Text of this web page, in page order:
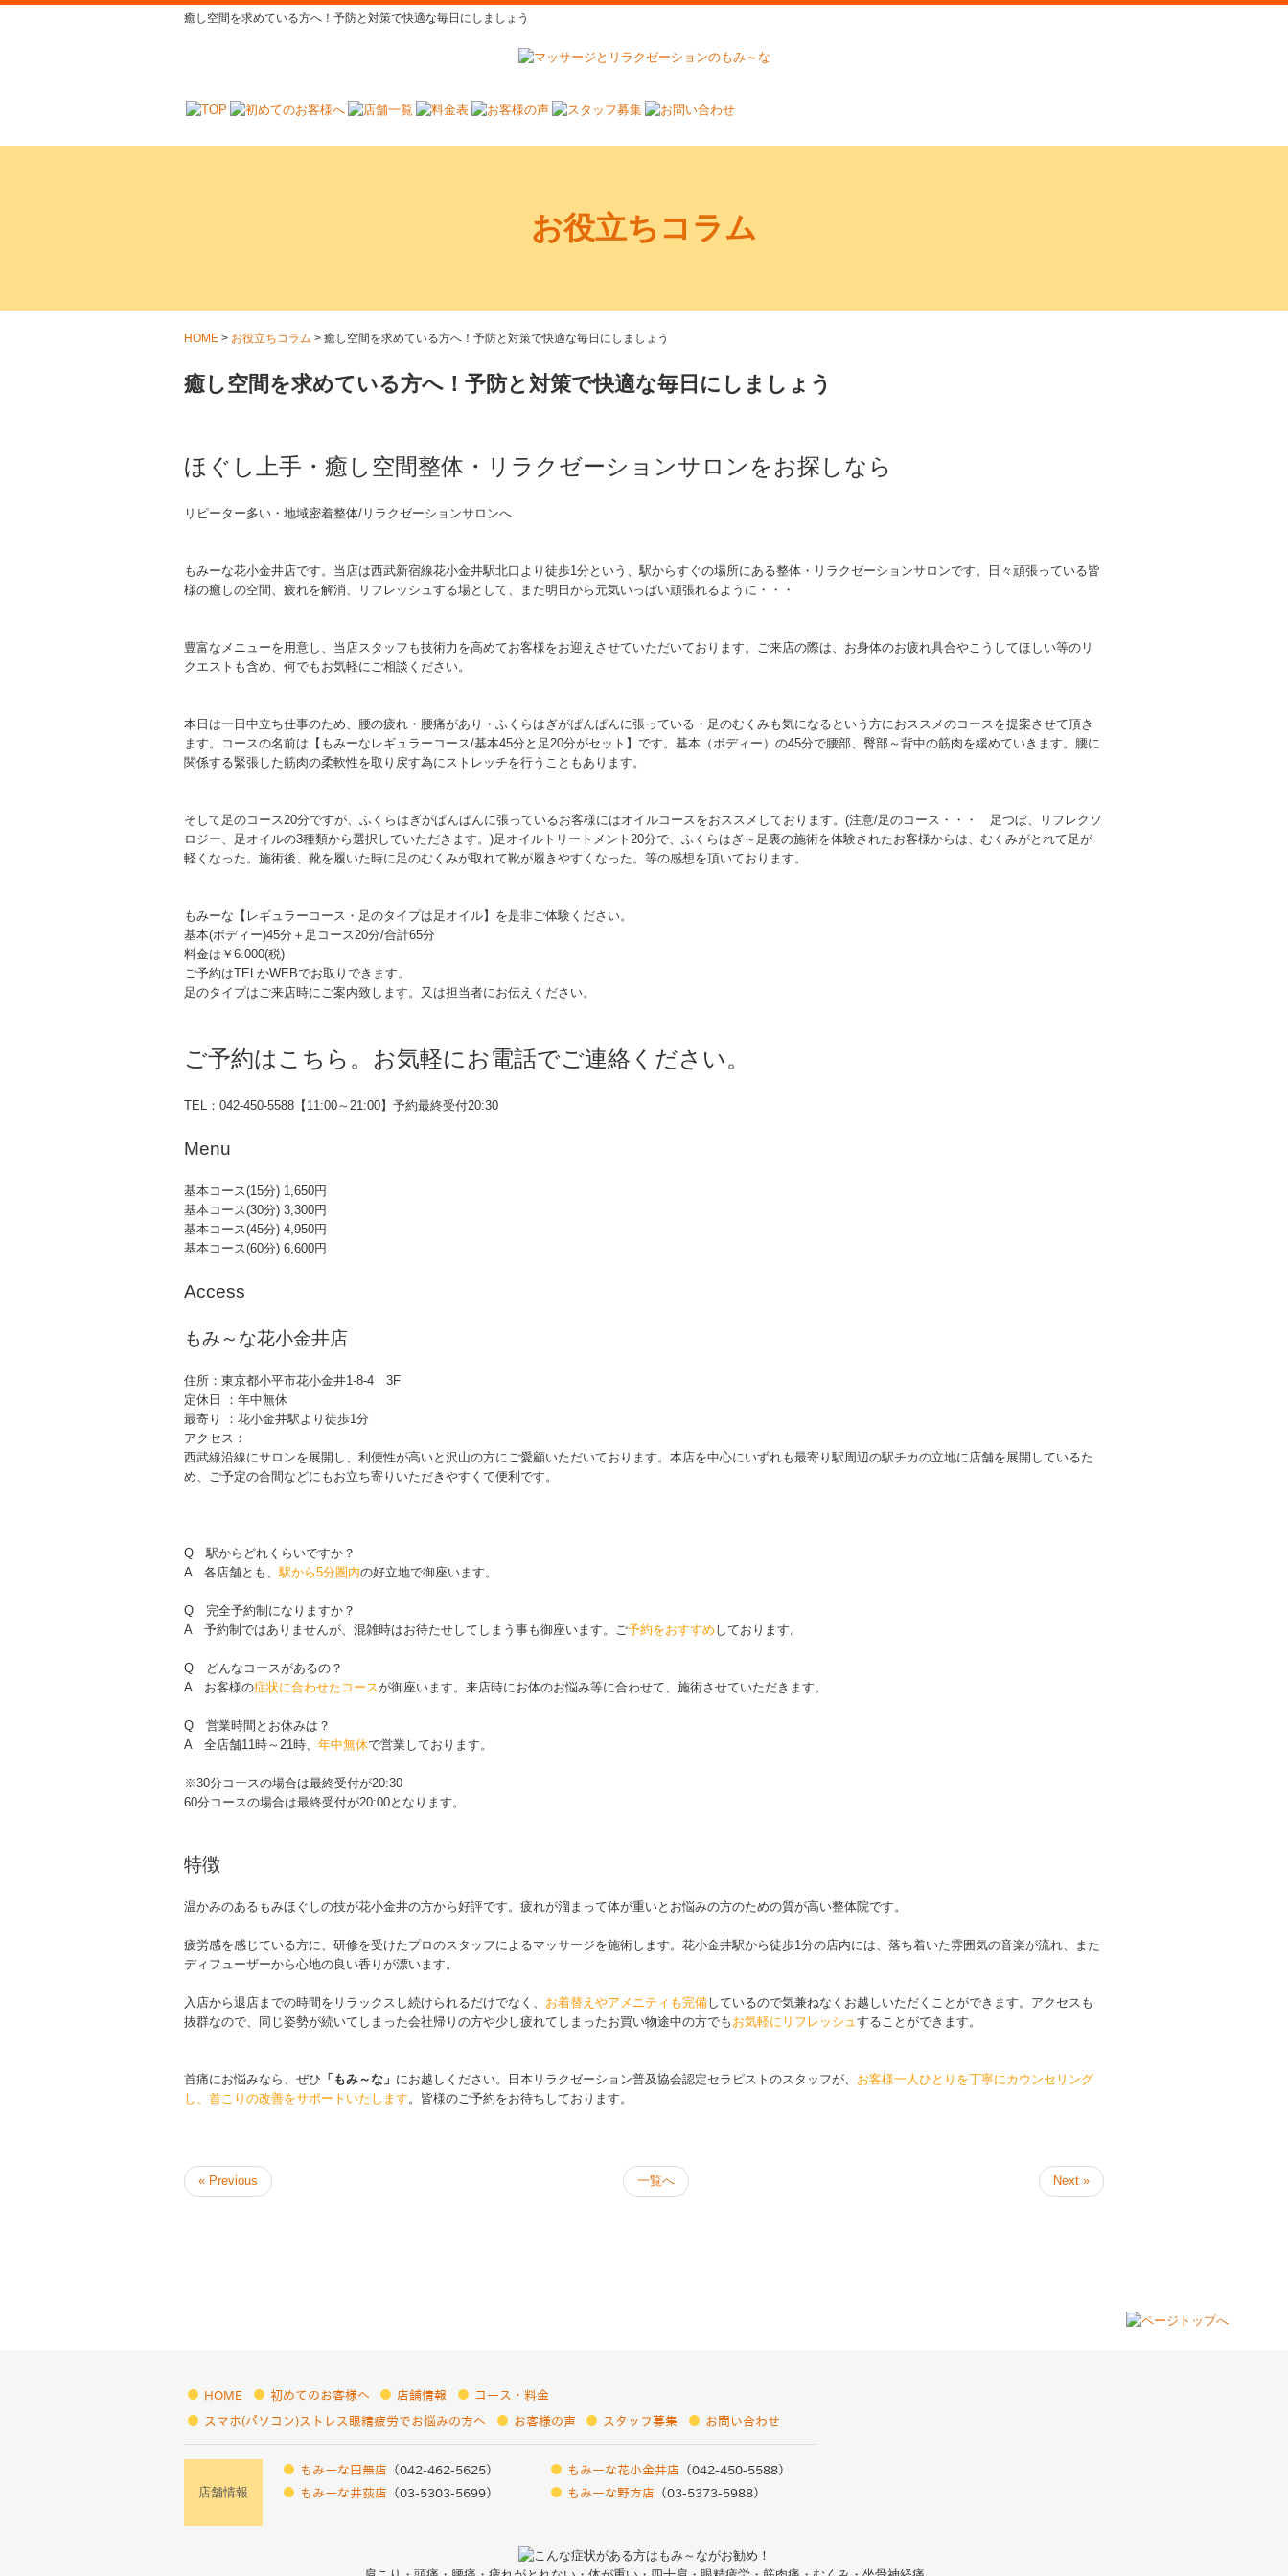
癒し空間を求めている方へ！予防と対策で快適な毎日にしましょう
お役立ちコラム
HOME > お役立ちコラム > 癒し空間を求めている方へ！予防と対策で快適な毎日にしましょう
癒し空間を求めている方へ！予防と対策で快適な毎日にしましょう
ほぐし上手・癒し空間整体・リラクゼーションサロンをお探しなら
リピーター多い・地域密着整体/リラクゼーションサロンへ
もみーな花小金井店です。当店は西武新宿線花小金井駅北口より徒歩1分という、駅からすぐの場所にある整体・リラクゼーションサロンです。日々頑張っている皆
様の癒しの空間、疲れを解消、リフレッシュする場として、また明日から元気いっぱい頑張れるように・・・
豊富なメニューを用意し、当店スタッフも技術力を高めてお客様をお迎えさせていただいております。ご来店の際は、お身体のお疲れ具合やこうしてほしい等のリ
クエストも含め、何でもお気軽にご相談ください。
本日は一日中立ち仕事のため、腰の疲れ・腰痛があり・ふくらはぎがぱんぱんに張っている・足のむくみも気になるという方におススメのコースを提案させて頂き
ます。コースの名前は【もみーなレギュラーコース/基本45分と足20分がセット】です。基本（ボディー）の45分で腰部、臀部～背中の筋肉を緩めていきます。腰に
関係する緊張した筋肉の柔軟性を取り戻す為にストレッチを行うこともあります。
そして足のコース20分ですが、ふくらはぎがぱんぱんに張っているお客様にはオイルコースをおススメしております。(注意/足のコース・・・ 足つぼ、リフレクソ
ロジー、足オイルの3種類から選択していただきます。)足オイルトリートメント20分で、ふくらはぎ～足裏の施術を体験されたお客様からは、むくみがとれて足が
軽くなった。施術後、靴を履いた時に足のむくみが取れて靴が履きやすくなった。等の感想を頂いております。
もみーな【レギュラーコース・足のタイプは足オイル】を是非ご体験ください。
基本(ボディー)45分＋足コース20分/合計65分
料金は￥6.000(税)
ご予約はTELかWEBでお取りできます。
足のタイプはご来店時にご案内致します。又は担当者にお伝えください。
ご予約はこちら。お気軽にお電話でご連絡ください。
TEL：042-450-5588【11:00～21:00】予約最終受付20:30
Menu
基本コース(15分) 1,650円
基本コース(30分) 3,300円
基本コース(45分) 4,950円
基本コース(60分) 6,600円
Access
もみ～な花小金井店
住所：東京都小平市花小金井1-8-4 3F
定休日 ：年中無休
最寄り ：花小金井駅より徒歩1分
アクセス：
西武線沿線にサロンを展開し、利便性が高いと沢山の方にご愛顧いただいております。本店を中心にいずれも最寄り駅周辺の駅チカの立地に店舗を展開しているた
め、ご予定の合間などにもお立ち寄りいただきやすくて便利です。
Q 駅からどれくらいですか？
A 各店舗とも、 駅から5分圏内の好立地で御座います。
Q 完全予約制になりますか？
A 予約制ではありませんが、混雑時はお待たせしてしまう事も御座います。ご予約をおすすめ しております。
Q どんなコースがあるの？
A お客様の症状に合わせたコースが御座います。来店時にお体のお悩み等に合わせて、施術させていただきます。
Q 営業時間とお休みは？
A 全店舗11時～21時、 年中無休で営業しております。
※30分コースの場合は最終受付が20:30
60分コースの場合は最終受付が20:00となります。
特徴
温かみのあるもみほぐしの技が花小金井の方から好評です。疲れが溜まって体が重いとお悩みの方のための質が高い整体院です。
疲労感を感じている方に、研修を受けたプロのスタッフによるマッサージを施術します。花小金井駅から徒歩1分の店内には、落ち着いた雰囲気の音楽が流れ、また
ディフューザーから心地の良い香りが漂います。
入店から退店までの時間をリラックスし続けられるだけでなく、 お着替えやアメニティも完備しているので気兼ねなくお越しいただくことができます。アクセスも
抜群なので、同じ姿勢が続いてしまった会社帰りの方や少し疲れてしまったお買い物途中の方でも お気軽にリフレッシュ することができます。
首痛にお悩みなら、ぜひ 「もみ～な」 にお越しください。日本リラクゼーション普及協会認定セラピストのスタッフが、 お客様一人ひとりを丁寧にカウンセリング
し、首こりの改善をサポートいたします 。皆様のご予約をお待ちしております。
« Previous 一覧へ Next »
HOME 初めてのお客様へ 店舗情報 コース・料金
スマホ(パソコン)ストレス眼精疲労でお悩みの方へ お客様の声 スタッフ募集 お問い合わせ
店舗情報
もみーな田無店 （042-462-5625） もみーな花小金井店 （042-450-5588）
もみーな井荻店 （03-5303-5699） もみーな野方店 （03-5373-5988）